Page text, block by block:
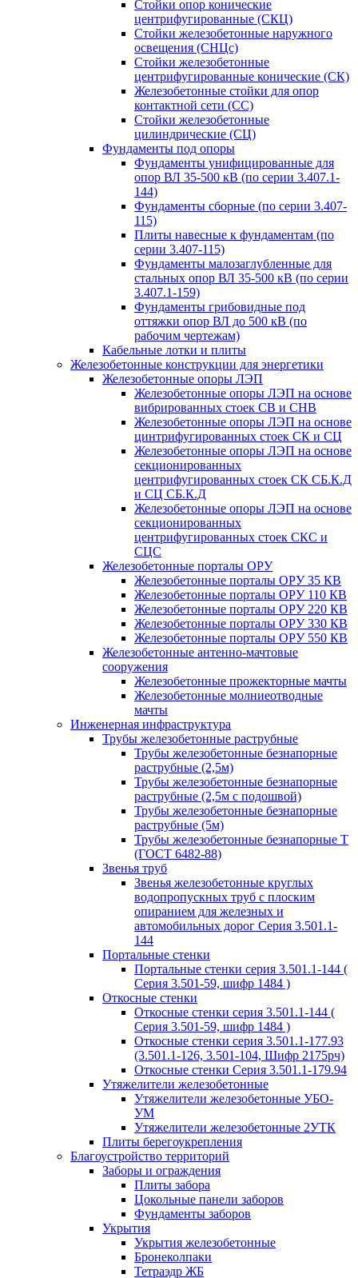
Стойки опор конические
центрифугированные (СКЦ)
Стойки железобетонные наружного
освещения (СНЦс)
Стойки железобетонные
центрифугированные конические (СК)
Железобетонные стойки для опор
контактной сети (СС)
Стойки железобетонные
цилиндрические (СЦ)
Фундаменты под опоры
Фундаменты унифицированные для
опор ВЛ 35-500 кВ (по серии 3.407.1-
144)
Фундаменты сборные (по серии 3.407-
115)
Плиты навесные к фундаментам (по
серии 3.407-115)
Фундаменты малозаглубленные для
стальных опор ВЛ 35-500 кВ (по серии
3.407.1-159)
Фундаменты грибовидные под
оттяжки опор ВЛ до 500 кВ (по
рабочим чертежам)
Кабельные лотки и плиты
Железобетонные конструкции для энергетики
Железобетонные опоры ЛЭП
Железобетонные опоры ЛЭП на основе
вибрированных стоек СВ и СНВ
Железобетонные опоры ЛЭП на основе
цинтрифугированных стоек СК и СЦ
Железобетонные опоры ЛЭП на основе
секционированных
центрифугированных стоек СК СБ.К.Д
и СЦ СБ.К.Д
Железобетонные опоры ЛЭП на основе
секционированных
центрифугированных стоек СКС и
СЦС
Железобетонные порталы ОРУ
Железобетонные порталы ОРУ 35 КВ
Железобетонные порталы ОРУ 110 КВ
Железобетонные порталы ОРУ 220 КВ
Железобетонные порталы ОРУ 330 КВ
Железобетонные порталы ОРУ 550 КВ
Железобетонные антенно-мачтовые
сооружения
Железобетонные прожекторные мачты
Железобетонные молниеотводные
мачты
Инженерная инфраструктура
Трубы железобетонные раструбные
Трубы железобетонные безнапорные
раструбные (2,5м)
Трубы железобетонные безнапорные
раструбные (2,5м с подошвой)
Трубы железобетонные безнапорные
раструбные (5м)
Трубы железобетонные безнапорные Т
(ГОСТ 6482-88)
Звенья труб
Звенья железобетонные круглых
водопропускных труб с плоским
опиранием для железных и
автомобильных дорог Серия 3.501.1-
144
Портальные стенки
Портальные стенки серия 3.501.1-144 (
Серия 3.501-59, шифр 1484 )
Откосные стенки
Откосные стенки серия 3.501.1-144 (
Серия 3.501-59, шифр 1484 )
Откосные стенки серия 3.501.1-177.93
(3.501.1-126, 3.501-104, Шифр 2175рч)
Откосные стенки Серия 3.501.1-179.94
Утяжелители железобетонные
Утяжелители железобетонные УБО-
УМ
Утяжелители железобетонные 2УТК
Плиты берегоукрепления
Благоустройство территорий
Заборы и ограждения
Плиты забора
Цокольные панели заборов
Фундаменты заборов
Укрытия
Укрытия железобетонные
Бронеколпаки
Тетраэдр ЖБ